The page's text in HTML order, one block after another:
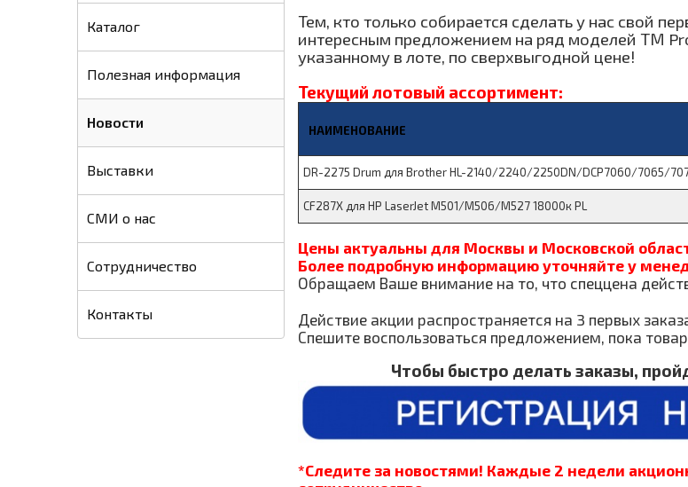
Каталог
Полезная информация
Новости
Выставки
СМИ о нас
Сотрудничество
Контакты
Тем, кто только собирается сделать у нас свой
интересным предложением на ряд моделей ТМ
указанному в лоте, по сверхвыгодной цене!
Текущий лотовый ассортимент:
НАИМЕНОВАНИЕ
DR-2275 Drum для Brother HL-2140/2240/2250DN/DCP7060/7065/
CF287X для HP LaserJet M501/M506/M527 18000к PL
Цены актуальны для Москвы и Московской
Более подробную информацию уточняйте у
Обращаем Ваше внимание на то, что спеццена
Действие акции распространяется на 3 первых
Спешите воспользоваться предложением, пока
Чтобы быстро делать заказы,
*Следите за новостями! Каждые 2 недели